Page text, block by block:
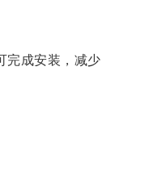
完成安装，减少